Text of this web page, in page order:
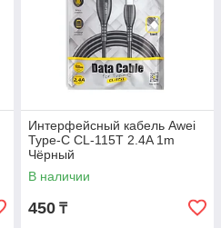
Интерфейсный кабель Awei
Type-C CL-115T 2.4A 1m
Чёрный
В наличии
450 ₸